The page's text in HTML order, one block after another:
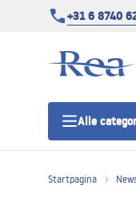
+31 6 8740
Alle
Startpagina